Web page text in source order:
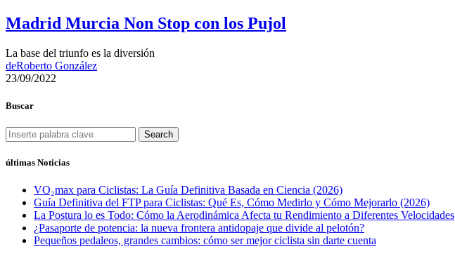
Madrid Murcia Non Stop con los Pujol
La base del triunfo es la diversión
deRoberto González
23/09/2022
Buscar
Search
últimas Noticias
VO₂max para Ciclistas: La Guía Definitiva Basada en Ciencia (2026)
Guía Definitiva del FTP para Ciclistas: Qué Es, Cómo Medirlo y Cómo Mejorarlo (2026)
La Postura lo es Todo: Cómo la Aerodinámica Afecta tu Rendimiento a Diferentes Velocidades
¿Pasaporte de potencia: la nueva frontera antidopaje que divide al pelotón?
Pequeños pedaleos, grandes cambios: cómo ser mejor ciclista sin darte cuenta